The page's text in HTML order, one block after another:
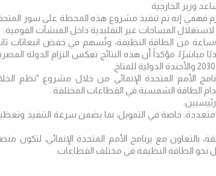
وزير الخارجية
فهمي إنه تم تنفيذ مشروع هذه المحطة على سور
سنويًا نحو 168 ألف كيلووات/ساعة من الطاقة النظيفة، وتُسهم في خفض انبعاثات
واقتصاديًا مباشرًا، مؤكداً أن هذه النتائج تعكس التزام الدولة
الأمم المتحدة الإنمائي من خلال مشروع "نظم
خاصة في التمويل، بما يضمن سرعة التنفيذ
بالتعاون مع برنامج الأمم المتحدة الإنمائي، لتكون
نحو الطاقة النظيفة في مختلف القطاعات.